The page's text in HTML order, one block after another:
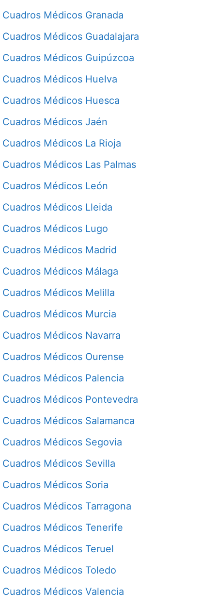
Cuadros Médicos Granada
Cuadros Médicos Guadalajara
Cuadros Médicos Guipúzcoa
Cuadros Médicos Huelva
Cuadros Médicos Huesca
Cuadros Médicos Jaén
Cuadros Médicos La Rioja
Cuadros Médicos Las Palmas
Cuadros Médicos León
Cuadros Médicos Lleida
Cuadros Médicos Lugo
Cuadros Médicos Madrid
Cuadros Médicos Málaga
Cuadros Médicos Melilla
Cuadros Médicos Murcia
Cuadros Médicos Navarra
Cuadros Médicos Ourense
Cuadros Médicos Palencia
Cuadros Médicos Pontevedra
Cuadros Médicos Salamanca
Cuadros Médicos Segovia
Cuadros Médicos Sevilla
Cuadros Médicos Soria
Cuadros Médicos Tarragona
Cuadros Médicos Tenerife
Cuadros Médicos Teruel
Cuadros Médicos Toledo
Cuadros Médicos Valencia